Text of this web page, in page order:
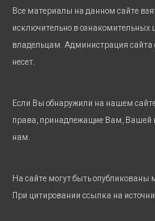
Все материалы на данном сайте
исключительно в
владельцам. Администрация сайта
несет.
Если Вы обнаружили на нашем
права, принадлежащие Вам, Вашей
нам.
На сайте могут быть опубликованы
При цитировании ссылка на